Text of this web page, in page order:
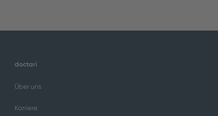
doctari
Über uns
Karriere